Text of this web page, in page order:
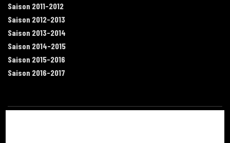
Saison 2011-2012
Saison 2012-2013
Saison 2013-2014
Saison 2014-2015
Saison 2015-2016
Saison 2016-2017